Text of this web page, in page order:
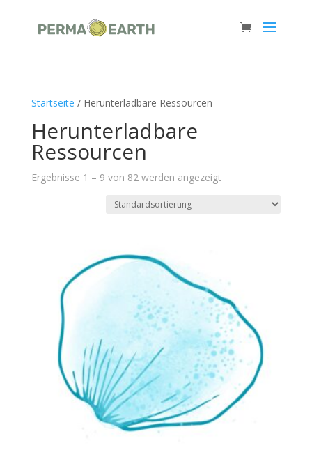
Startseite / Herunterladbare Ressourcen
Herunterladbare
Ressourcen
Ergebnisse 1 – 9 von 82 werden angezeigt